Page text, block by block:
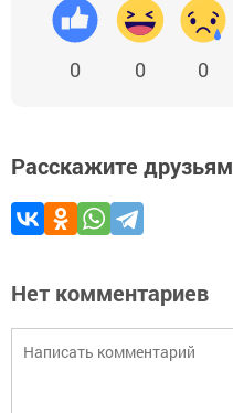
0 0 0
Расскажите друзьям
Нет комментариев